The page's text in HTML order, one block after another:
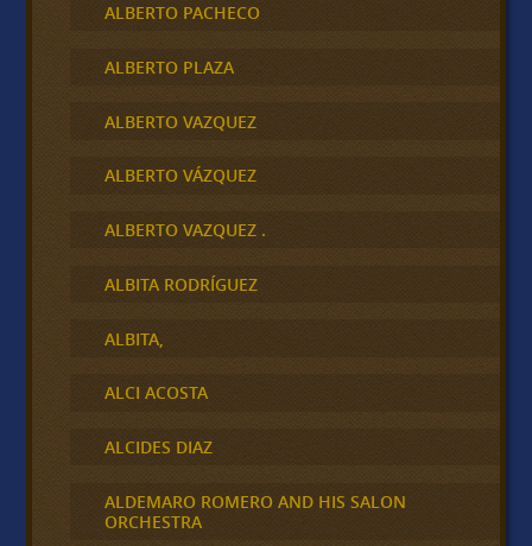
ALBERTO PACHECO
ALBERTO PLAZA
ALBERTO VAZQUEZ
ALBERTO VÁZQUEZ
ALBERTO VAZQUEZ .
ALBITA RODRÍGUEZ
ALBITA,
ALCI ACOSTA
ALCIDES DIAZ
ALDEMARO ROMERO AND HIS SALON
ORCHESTRA